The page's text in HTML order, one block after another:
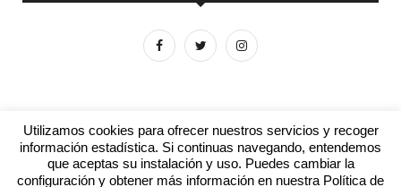
Aviso legal Contacto Colabora con nosotros
Utilizamos cookies para ofrecer nuestros servicios y recoger
información estadística. Si continuas navegando, entendemos
que aceptas su instalación y uso. Puedes cambiar la
configuración y obtener más información en nuestra Política de